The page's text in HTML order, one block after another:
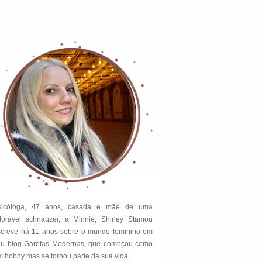
47 anos, casada e mãe de uma
schnauzer, a Minnie, Shirley Stamou
há 11 anos sobre o mundo feminino em
blog Garotas Modernas, que começou como
hobby mas se tornou parte da sua vida.